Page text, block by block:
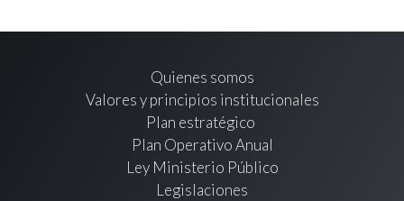
Quienes somos
Valores y principios institucionales
Plan estratégico
Plan Operativo Anual
Ley Ministerio Público
Legislaciones